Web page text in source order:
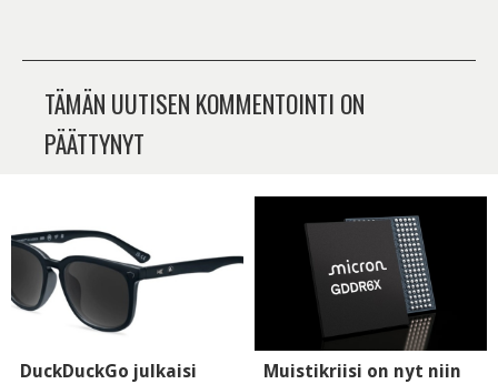
TÄMÄN UUTISEN KOMMENTOINTI ON
PÄÄTTYNYT
DuckDuckGo julkaisi
Muistikriisi on nyt niin